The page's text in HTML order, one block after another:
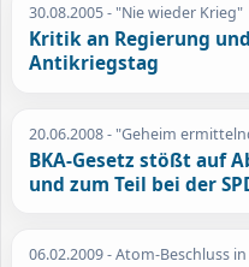
30.08.2005- "Nie wieder Krieg"
Kritik an Regierung
Antikriegstag
20.06.2008- "Geheim
BKA-Gesetz stößt auf
und zum Teil bei der
06.02.2009- Atom-Beschluss